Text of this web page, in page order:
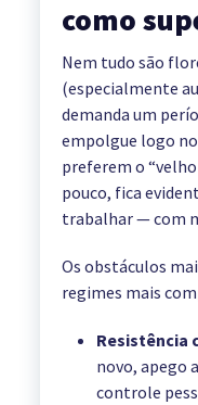
como
Nem tudo são
(especialmente
demanda um
empolgue logo
preferem o “velho
pouco, fica
trabalhar — com
Os obstáculos
regimes mais
Resistência
novo, apego
controle